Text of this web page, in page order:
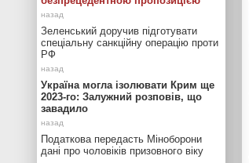
Зеленський доручив підготувати
спеціальну санкційну операцію проти
РФ
Україна могла ізолювати Крим ще
2023-го: Залужний розповів, що
завадило
Податкова передасть Міноборони
дані про чоловіків призовного віку